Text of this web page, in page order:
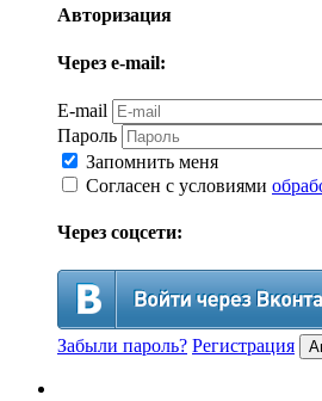
Авторизация
Через e-mail:
E-mail
Пароль
Запомнить меня
Согласен с условиями
Через соцсети:
Забыли пароль? Регистрация